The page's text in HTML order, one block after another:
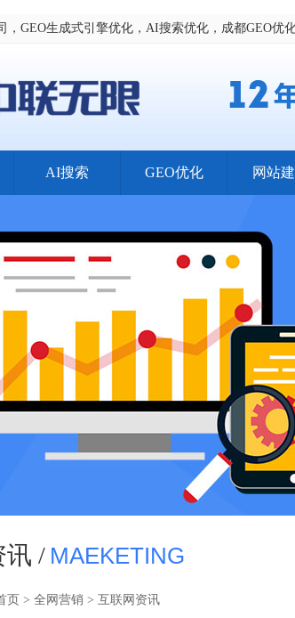
，GEO生成式引擎优化，AI搜索优化，成都GEO优
AI搜索 GEO优化 网站
讯 / MAEKETING
页 > 全网营销 > 互联网资讯